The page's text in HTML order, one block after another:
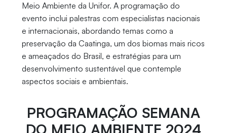
Meio Ambiente da Unifor. A programação do
evento inclui palestras com especialistas nacionais
e internacionais, abordando temas como a
preservação da Caatinga, um dos biomas mais ricos
e ameaçados do Brasil, e estratégias para um
desenvolvimento sustentável que contemple
aspectos sociais e ambientais.
PROGRAMAÇÃO SEMANA
DO MEIO AMBIENTE 2024